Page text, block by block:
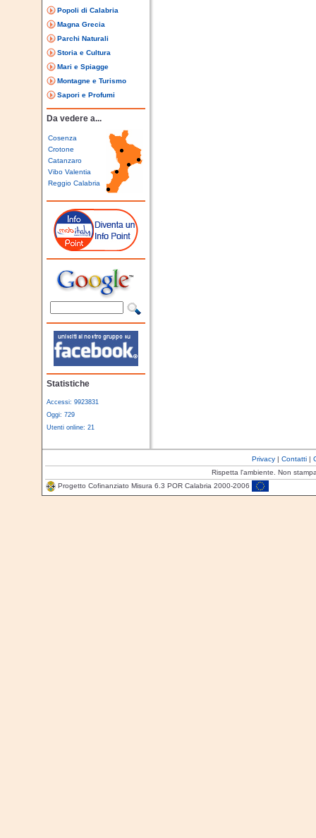
Popoli di Calabria
Magna Grecia
Parchi Naturali
Storia e Cultura
Mari e Spiagge
Montagne e Turismo
Sapori e Profumi
Da vedere a...
Cosenza
Crotone
Catanzaro
Vibo Valentia
Reggio Calabria
Statistiche
Accessi: 9923831
Oggi: 729
Utenti online: 21
Privacy| Contatti|
Rispetta l'ambiente. Non
Progetto Cofinanziato Misura 6.3 POR Calabria 2000-2006